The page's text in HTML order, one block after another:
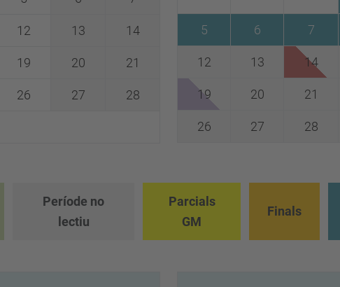
12 13 14
19 20 21
26 27 28
5 6 7
12 13 14
19 20 21
26 27 28
Període no
lectiu
Parcials
GM
Finals